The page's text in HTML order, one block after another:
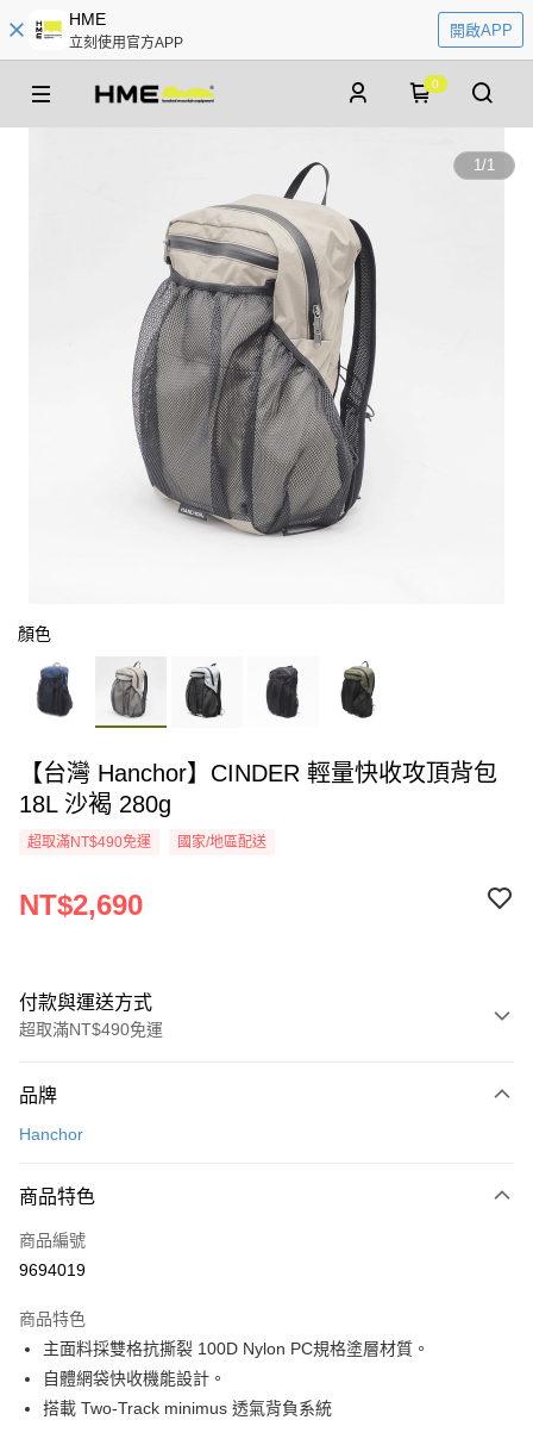
HME
立刻使用官方APP
開啟APP
0
1/1
顏色
【台灣 Hanchor】CINDER 輕量快收攻頂背包
18L 沙褐 280g
超取滿NT$490免運 國家/地區配送
NT$2,690
付款與運送方式
超取滿NT$490免運
信用卡一次付款
3 期 0 利率 每期
合作金庫商業銀行
上海商業儲蓄銀行
臺灣中小企業銀行
匯豐（台灣）商業銀行
華泰商業銀行
聯邦商業銀行
元大商業銀行
永豐商業銀行
超商取貨付款
LINE Pay
Apple Pay
ATM付款
品牌
Hanchor
商品特色
商品編號
9694019
商品特色
主面料採雙格抗撕裂 100D Nylon PC規格塗層材質。
自體網袋快收機能設計。
搭載 Two-Track minimus 透氣背負系統